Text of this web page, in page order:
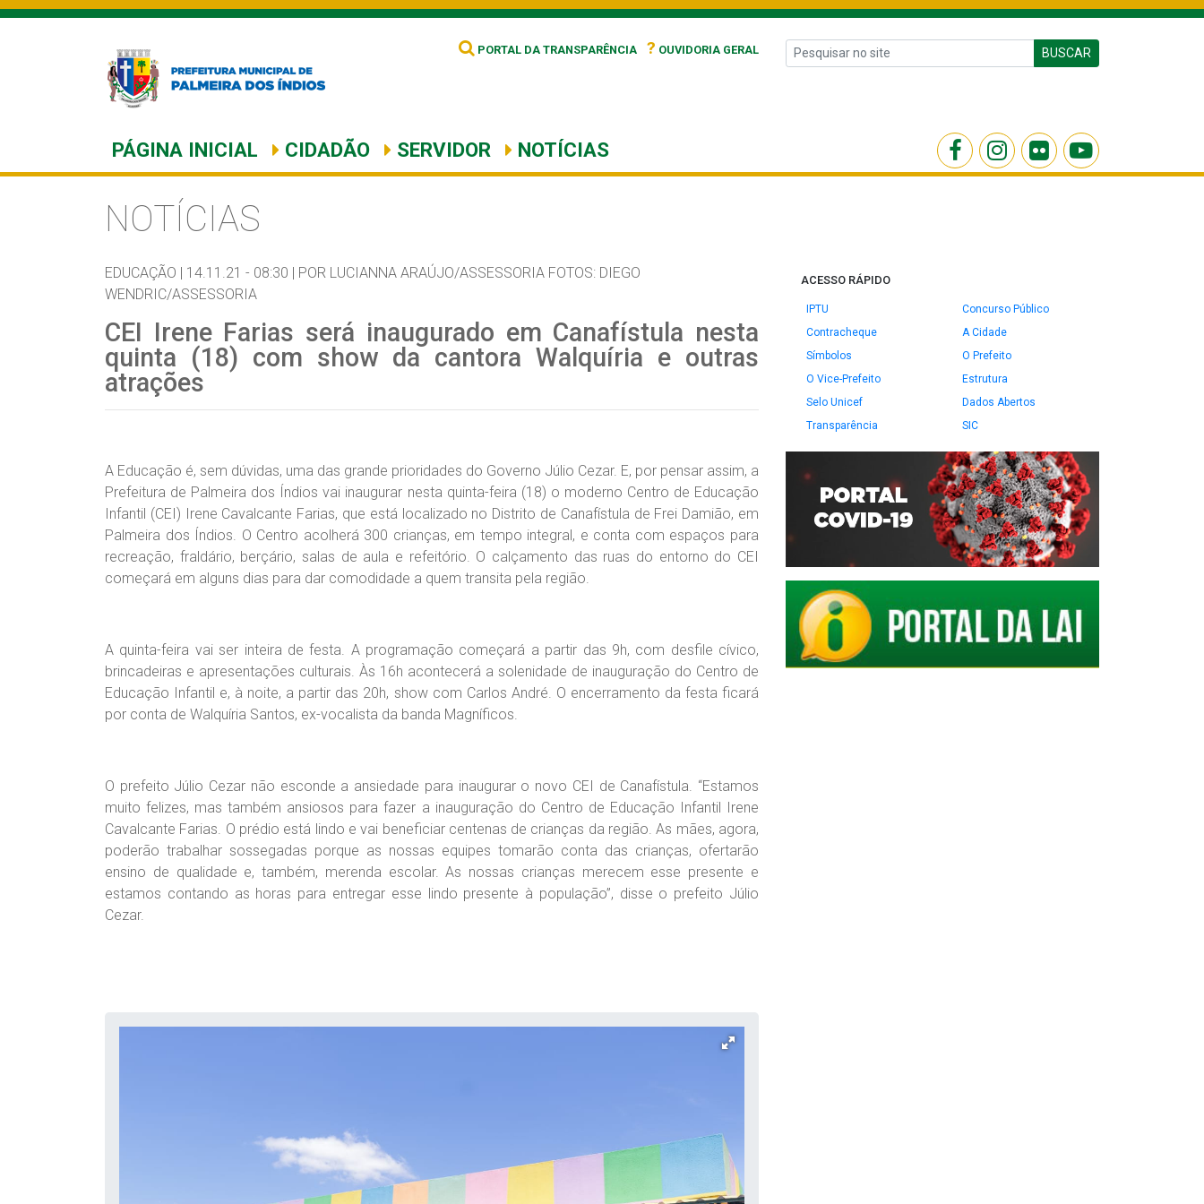
PORTAL DA TRANSPARÊNCIA ? OUVIDORIA GERAL BUSCAR
PÁGINA INICIAL CIDADÃO SERVIDOR NOTÍCIAS
NOTÍCIAS
EDUCAÇÃO | 14.11.21 - 08:30 | POR LUCIANNA ARAÚJO/ASSESSORIA FOTOS: DIEGO
WENDRIC/ASSESSORIA
CEI Irene Farias será inaugurado em Canafístula nesta
quinta (18) com show da cantora Walquíria e outras
atrações
A Educação é, sem dúvidas, uma das grande prioridades do Governo Júlio Cezar. E, por pensar assim, a
Prefeitura de Palmeira dos Índios vai inaugurar nesta quinta-feira (18) o moderno Centro de Educação
Infantil (CEI) Irene Cavalcante Farias, que está localizado no Distrito de Canafístula de Frei Damião, em
Palmeira dos Índios. O Centro acolherá 300 crianças, em tempo integral, e conta com espaços para
recreação, fraldário, berçário, salas de aula e refeitório. O calçamento das ruas do entorno do CEI
começará em alguns dias para dar comodidade a quem transita pela região.
A quinta-feira vai ser inteira de festa. A programação começará a partir das 9h, com desfile cívico,
brincadeiras e apresentações culturais. Às 16h acontecerá a solenidade de inauguração do Centro de
Educação Infantil e, à noite, a partir das 20h, show com Carlos André. O encerramento da festa ficará
por conta de Walquíria Santos, ex-vocalista da banda Magníficos.
O prefeito Júlio Cezar não esconde a ansiedade para inaugurar o novo CEI de Canafístula. “Estamos
muito felizes, mas também ansiosos para fazer a inauguração do Centro de Educação Infantil Irene
Cavalcante Farias. O prédio está lindo e vai beneficiar centenas de crianças da região. As mães, agora,
poderão trabalhar sossegadas porque as nossas equipes tomarão conta das crianças, ofertarão
ensino de qualidade e, também, merenda escolar. As nossas crianças merecem esse presente e
estamos contando as horas para entregar esse lindo presente à população”, disse o prefeito Júlio
Cezar.
ACESSO RÁPIDO
IPTU
Concurso Público
Contracheque
A Cidade
Símbolos
O Prefeito
O Vice-Prefeito
Estrutura
Selo Unicef
Dados Abertos
Transparência
SIC